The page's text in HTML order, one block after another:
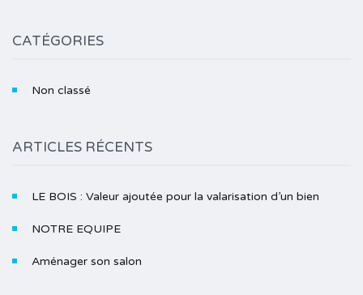
CATÉGORIES
Non classé
ARTICLES RÉCENTS
LE BOIS : Valeur ajoutée pour la valarisation d’un bien
NOTRE EQUIPE
Aménager son salon